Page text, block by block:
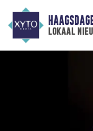
lokaal